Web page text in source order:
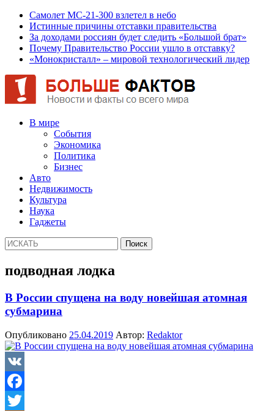
Самолет МС-21-300 взлетел в небо
Истинные причины отставки правительства
За доходами россиян будет следить «Большой брат»
Почему Правительство России ушло в отставку?
«Монокристалл» – мировой технологический лидер
В мире
События
Экономика
Политика
Бизнес
Авто
Недвижимость
Культура
Наука
Гаджеты
подводная лодка
В России спущена на воду новейшая атомная
субмарина
Опубликовано 25.04.2019 Автор: Redaktor
VK
Facebook